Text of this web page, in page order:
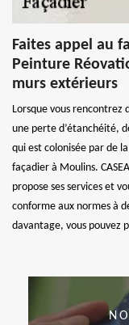
Faites appel au
Peinture
murs extérieurs
Lorsque vous rencontrez
une perte d’étanchéité,
qui est colonisée par de
façadier à Moulins.
propose ses services et
conforme aux normes à
davantage, vous pouvez